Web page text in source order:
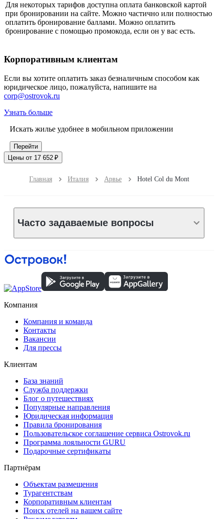
Для некоторых тарифов доступна оплата банковской картой
при бронировании на сайте. Можно частично или полностью
оплатить бронирование баллами. Можно оплатить
бронирование с помощью промокода, если он у вас есть.
Корпоративным клиентам
Если вы хотите оплатить заказ безналичным способом как
юридическое лицо, пожалуйста, напишите на
corp@ostrovok.ru
Узнать больше
Искать жилье удобнее в мобильном приложении
Перейти
Цены от 17 652 ₽
Главная Италия Арвье Hotel Col du Mont
Часто задаваемые вопросы
Компания
Компания и команда
Контакты
Вакансии
Для прессы
Клиентам
База знаний
Служба поддержки
Блог о путешествиях
Популярные направления
Юридическая информация
Правила бронирования
Пользовательское соглашение сервиса Ostrovok.ru
Программа лояльности GURU
Подарочные сертификаты
Партнёрам
Объектам размещения
Турагентствам
Корпоративным клиентам
Поиск отелей на вашем сайте